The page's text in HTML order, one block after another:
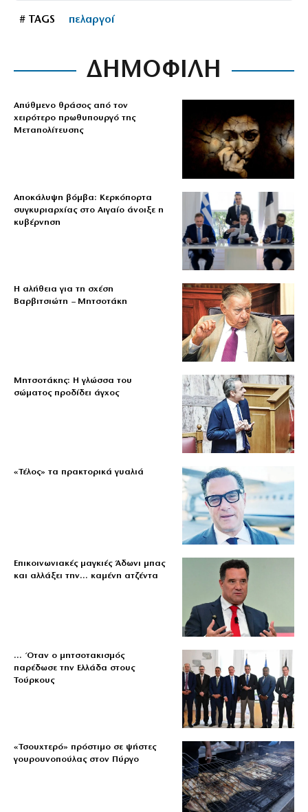
# TAGS πελαργοί
ΔΗΜΟΦΙΛΗ
Απύθμενο θράσος από τον
χειρότερο πρωθυπουργό της
Μεταπολίτευσης
Αποκάλυψη βόμβα: Κερκόπορτα
συγκυριαρχίας στο Αιγαίο άνοιξε η
κυβέρνηση
Η αλήθεια για τη σχέση
Βαρβιτσιώτη – Μητσοτάκη
Μητσοτάκης: Η γλώσσα του
σώματος προδίδει άγχος
«Τέλος» τα πρακτορικά γυαλιά
Επικοινωνιακές μαγκιές Άδωνι μπας
και αλλάξει την… καμένη ατζέντα
… Όταν ο μητσοτακισμός
παρέδωσε την Ελλάδα στους
Τούρκους
«Τσουχτερό» πρόστιμο σε ψήστες
γουρουνοπούλας στον Πύργο